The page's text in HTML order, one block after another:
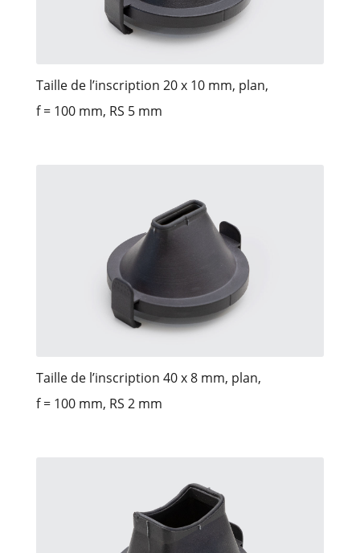
Taille de l’inscription 20 x 10 mm, plan,
f = 100 mm, RS 5 mm
Taille de l’inscription 40 x 8 mm, plan,
f = 100 mm, RS 2 mm